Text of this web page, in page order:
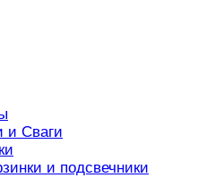
и Сваги
и подсвечники